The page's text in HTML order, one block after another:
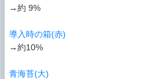
→約 9%
導入時の箱(赤)
→約10%
青海苔(大)